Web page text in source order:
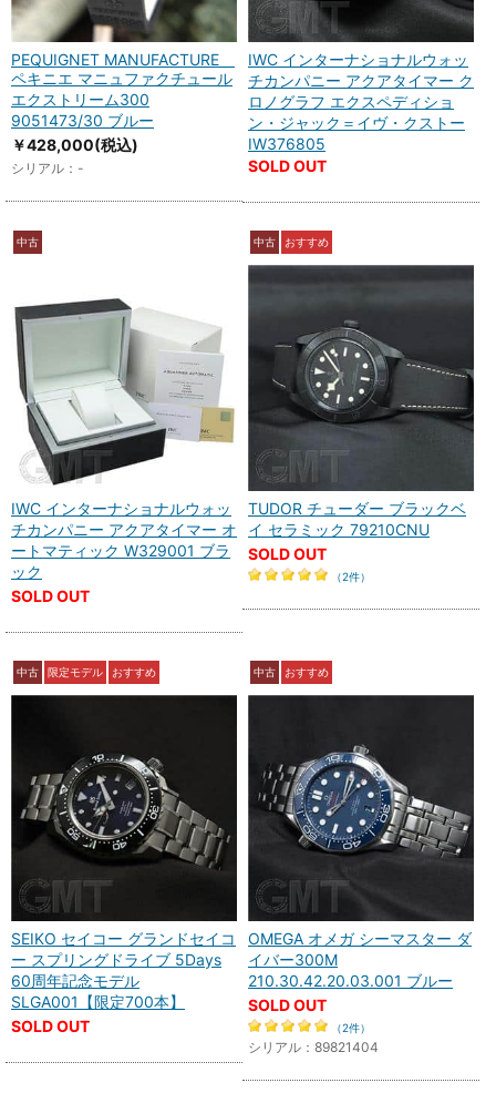
PEQUIGNET MANUFACTURE
ペキニエ マニュファクチュール
エクストリーム300
9051473/30 ブルー
￥428,000(税込)
シリアル：-
IWC インターナショナルウォッ
チカンパニー アクアタイマー ク
ロノグラフ エクスペディショ
ン・ジャック＝イヴ・クストー
IW376805
SOLD OUT
中古
IWC インターナショナルウォッ
チカンパニー アクアタイマー オ
ートマティック W329001 ブラ
ック
SOLD OUT
中古 おすすめ
TUDOR チューダー ブラックベ
イ セラミック 79210CNU
SOLD OUT
（2件）
中古 限定モデル おすすめ
SEIKO セイコー グランドセイコ
ー スプリングドライブ 5Days
60周年記念モデル
SLGA001【限定700本】
SOLD OUT
中古 おすすめ
OMEGA オメガ シーマスター ダ
イバー300M
210.30.42.20.03.001 ブルー
SOLD OUT
（2件）
シリアル：89821404